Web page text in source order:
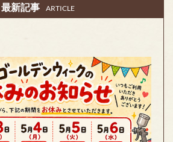
最新記事 ARTICLE